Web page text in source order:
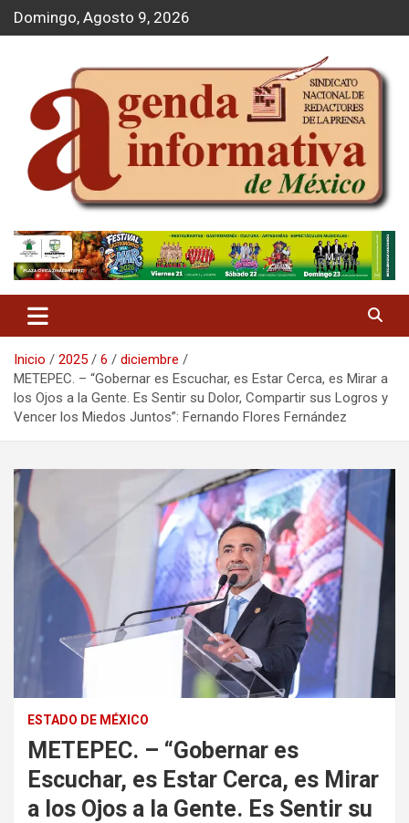
d
Domingo, Agosto 9, 2026
Agenda Informativa
Inicio 2025 6
diciembre
METEPEC. – “Gobernar es Escuchar, es Estar Cerca, es Mirar a
los Ojos a la Gente. Es Sentir su Dolor, Compartir sus Logros y
Vencer los Miedos Juntos”: Fernando Flores Fernández
ESTADO DE MÉXICO
METEPEC. – “Gobernar es
Escuchar, es Estar Cerca, es Mirar
a los Ojos a la Gente. Es Sentir su